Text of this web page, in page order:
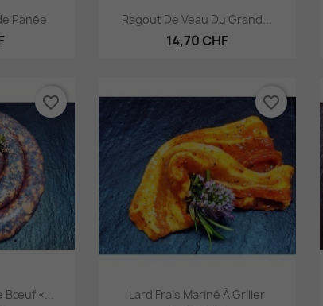
Panée  Aperçu rapide
Ragout De Veau Du Grand...
14,70 CHF
Bœuf «...
favorite_border
Aperçu rapide
Lard Frais Mariné À Griller
favorite_border